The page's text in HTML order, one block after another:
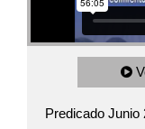
Predicado Junio